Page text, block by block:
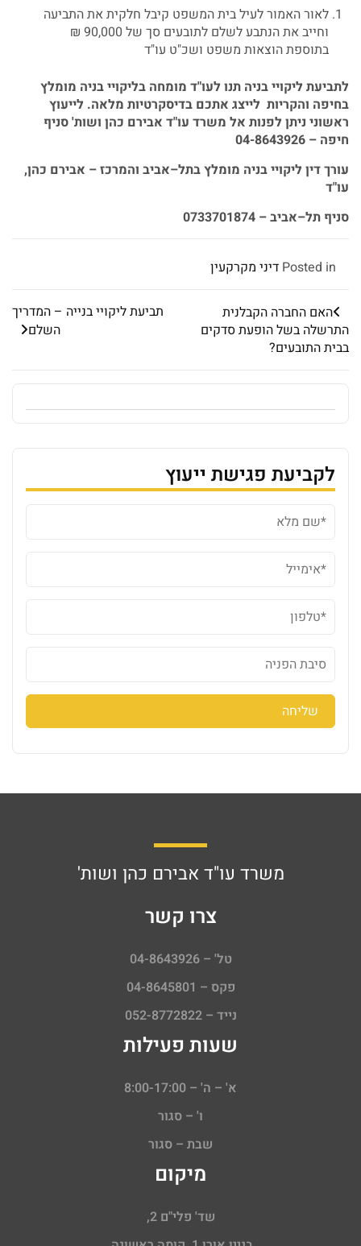
לאור האמור לעיל בית המשפט קיבל חלקית את התביעה
וחייב את הנתבע לשלם לתובעים סך של 90,000 ₪
בתוספת הוצאות משפט ושכ"ט עו"ד
לתביעת ליקוייבניה תנו לעו"ד מומחה בליקוייבניה מומלץ
בחיפה והקריות לייצג אתכם בדיסקרטיות מלאה. לייעוץ
ראשוני ניתן לפנות אל משרד עו"ד אבירם כהן ושות'סניף
חיפה – 04-8643926
עורךדין ליקוייבניה מומלץבתל–אביב והמרכז– אבירם כהן,
עו"ד
סניף תל–אביב– 0733701874
Posted in דיני מקרקעין
האם החברה הקבלנית
התרשלה בשל הופעת סדקים
בבית התובעים?
תביעת ליקויי בנייה – המדריך
השלם
לקביעת פגישת ייעוץ
משרד עו"ד אבירם כהן ושות'
צרו קשר
טל' – 04-8643926
פקס – 04-8645801
נייד – 052-8772822
שעות פעילות
א' – ה' – 8:00-17:00
ו' – סגור
שבת – סגור
מיקום
שד' פלי"ם 2,